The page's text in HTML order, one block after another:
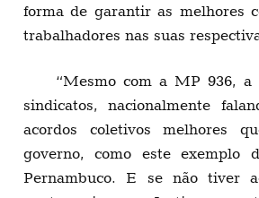
forma de garantir as melhores
trabalhadores nas suas
“Mesmo com a MP 936, a
sindicatos, nacionalmente
acordos coletivos melhores
governo, como este exemplo
Pernambuco. E se não tiver